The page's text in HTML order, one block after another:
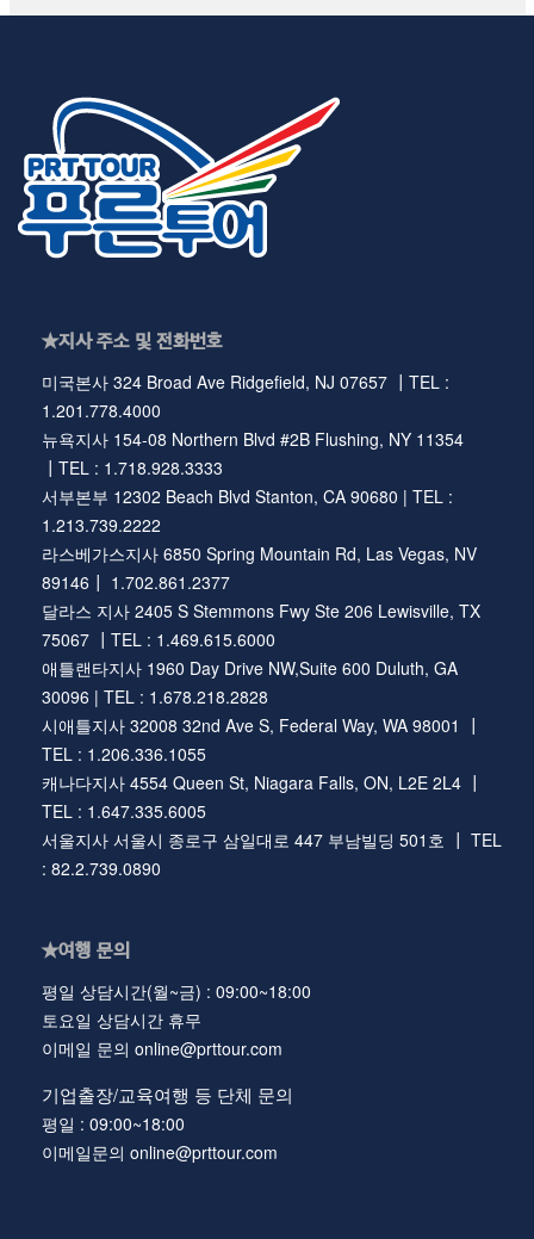
★지사 주소 및 전화번호
미국본사 324 Broad Ave Ridgefield, NJ 07657 ┃TEL :
1.201.778.4000
뉴욕지사 154-08 Northern Blvd #2B Flushing, NY 11354
┃TEL : 1.718.928.3333
서부본부 12302 Beach Blvd Stanton, CA 90680 | TEL :
1.213.739.2222
라스베가스지사 6850 Spring Mountain Rd, Las Vegas, NV
89146┃ 1.702.861.2377
달라스 지사 2405 S Stemmons Fwy Ste 206 Lewisville, TX
75067 ┃TEL : 1.469.615.6000
애틀랜타지사 1960 Day Drive NW,Suite 600 Duluth, GA
30096 | TEL : 1.678.218.2828
시애틀지사 32008 32nd Ave S, Federal Way, WA 98001 ┃
TEL : 1.206.336.1055
캐나다지사 4554 Queen St, Niagara Falls, ON, L2E 2L4 ┃
TEL : 1.647.335.6005
서울지사 서울시 종로구 삼일대로 447 부남빌딩 501호 ┃ TEL
: 82.2.739.0890
★여행 문의
평일 상담시간(월~금) : 09:00~18:00
토요일 상담시간 휴무
이메일 문의 online@prttour.com
기업출장/교육여행 등 단체 문의
평일 : 09:00~18:00
이메일문의 online@prttour.com